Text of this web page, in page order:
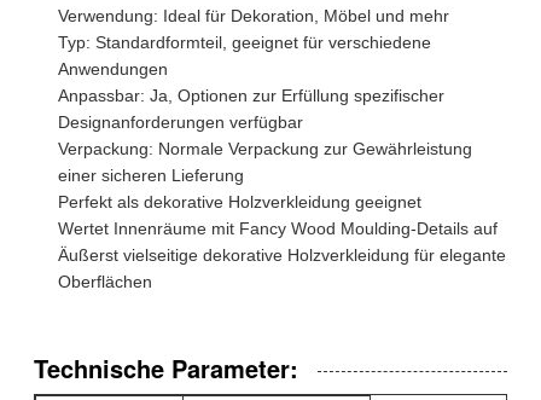
Verwendung: Ideal für Dekoration, Möbel und mehr
Typ: Standardformteil, geeignet für verschiedene
Anwendungen
Anpassbar: Ja, Optionen zur Erfüllung spezifischer
Designanforderungen verfügbar
Verpackung: Normale Verpackung zur Gewährleistung
einer sicheren Lieferung
Perfekt als dekorative Holzverkleidung geeignet
Wertet Innenräume mit Fancy Wood Moulding-Details auf
Äußerst vielseitige dekorative Holzverkleidung für elegante
Oberflächen
Technische Parameter: